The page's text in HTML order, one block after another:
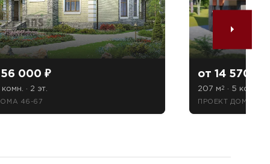
000 ₽
· 2 эт.
46-67
от 14 570
207 м 2 · 5 комн. ·
ПРОЕКТ ДОМА 49-